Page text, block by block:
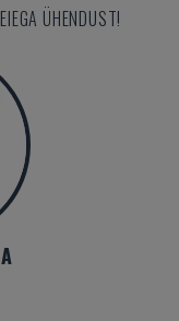
ÜHENDUST!